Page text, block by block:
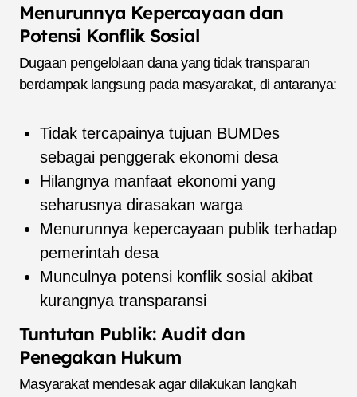
Menurunnya Kepercayaan dan
Potensi Konflik Sosial
Dugaan pengelolaan dana yang tidak transparan
berdampak langsung pada masyarakat, di antaranya:
Tidak tercapainya tujuan BUMDes
sebagai penggerak ekonomi desa
Hilangnya manfaat ekonomi yang
seharusnya dirasakan warga
Menurunnya kepercayaan publik terhadap
pemerintah desa
Munculnya potensi konflik sosial akibat
kurangnya transparansi
Tuntutan Publik: Audit dan
Penegakan Hukum
Masyarakat mendesak agar dilakukan langkah